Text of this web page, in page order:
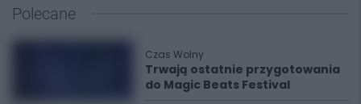
Polecane
Czas Wolny
Trwają ostatnie przygotowania
do Magic Beats Festival